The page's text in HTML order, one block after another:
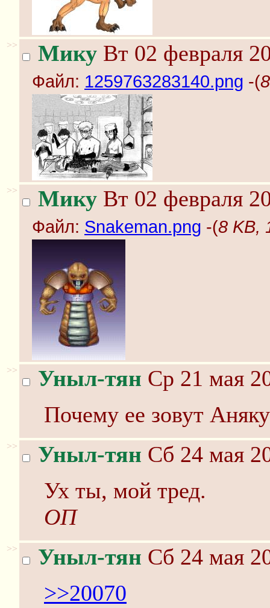
>> Мику Вт 02 февраля
Файл: 1259763283140.png -(
>> Мику Вт 02 февраля
Файл: Snakeman.png -(8 KB,
>> Уныл-тян Ср 21 мая
Почему ее зовут
>> Уныл-тян Сб 24 мая
Ух ты, мой тред.
ОП
>> Уныл-тян Сб 24 мая
>>20070